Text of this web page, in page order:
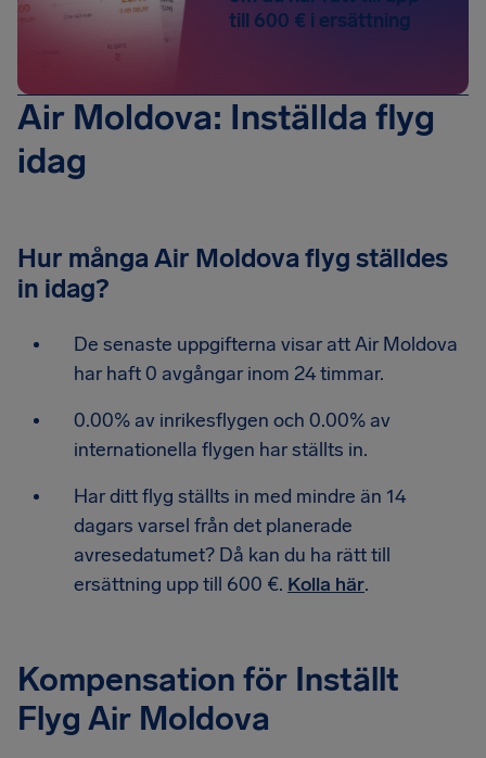
till 600 € i ersättning
Air Moldova: Inställda flyg
idag
Hur många Air Moldova flyg ställdes
in idag?
De senaste uppgifterna visar att Air Moldova
har haft 0 avgångar inom 24 timmar.
0.00% av inrikesflygen och 0.00% av
internationella flygen har ställts in.
Har ditt flyg ställts in med mindre än 14
dagars varsel från det planerade
avresedatumet? Då kan du ha rätt till
ersättning upp till 600 €. Kolla här.
Kompensation för Inställt
Flyg Air Moldova